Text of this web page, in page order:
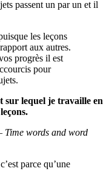
passent un par un et il
les leçons
aux autres.
progrès il est
pour
sur lequel je travaille en
Time words and word
parce qu’une